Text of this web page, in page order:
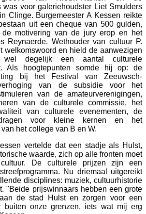
was voor galeriehoudster Liet Smulders
Clinge. Burgemeester A Kessen reikte
uit een cheque van 500 gulden,
de motivering van de jury erop en het
Reynaerde. Wethouder van cultuur P.
welkomswoord en hield de aanwezigen
degelijk een aantal culturele
Als hoogtepunten somde hij op: de
bij het Festival van Zeeuwsch-
van de subsidie voor het
van de amateurverenigingen,
van de culturele commissie, het
van culturele evenementen, de
voor kleine kernen en het
van het college van B en W.
vertelde dat een stadje als Hulst,
waarde, zich op alle fronten moet
De culturele prijzen zijn een
Nu driemaal uitgereikt
disciplines: muziek, cultuurhistorie
"Beide prijswinnaars hebben een grote
de stad Hulst en zorgen voor een
buiten onze grenzen, iets wat mij erg